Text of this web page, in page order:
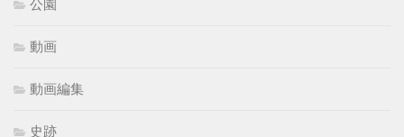
公園
動画
動画編集
史跡